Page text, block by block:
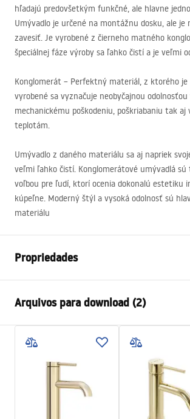
hľadajú predovšetkým funkčné, ale hlavne
Umývadlo je určené na montážnu dosku, ale je
zavesiť. Je vyrobené z čierneho matného
špeciálnej fáze výroby sa ľahko čistí a je veľmi
Konglomerát – Perfektný materiál, z ktorého je
vyrobené sa vyznačuje neobyčajnou odolnosťou
mechanickému poškodeniu, poškriabaniu tak aj
teplotám.
Umývadlo z daného materiálu sa aj napriek
veľmi ľahko čistí. Konglomerátové umývadlá sú
voľbou pre ľudí, ktorí ocenia dokonalú estetiku
kúpeľne. Moderný štýl a vysoká odolnosť sú
materiálu
Propriedades
Materiais
Conglomerado
Cor
Branco
Acabamento
Fosco
Comprimento
500mm
mm
Arquivos para download (2)
Instruções de montagem
Condições de garantia
Warranty_Terms_and_Conditions_Basins_-